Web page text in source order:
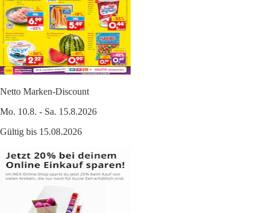
Netto Marken-Discount
Mo. 10.8. - Sa. 15.8.2026
Gültig bis 15.08.2026